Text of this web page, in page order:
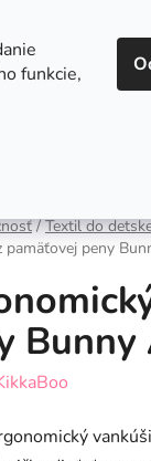
funkcie,
/ Textil do
pamäťovej peny